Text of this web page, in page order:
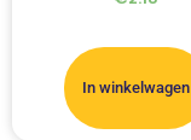
In winkelwagen